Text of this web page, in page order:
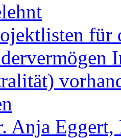
für
Anja